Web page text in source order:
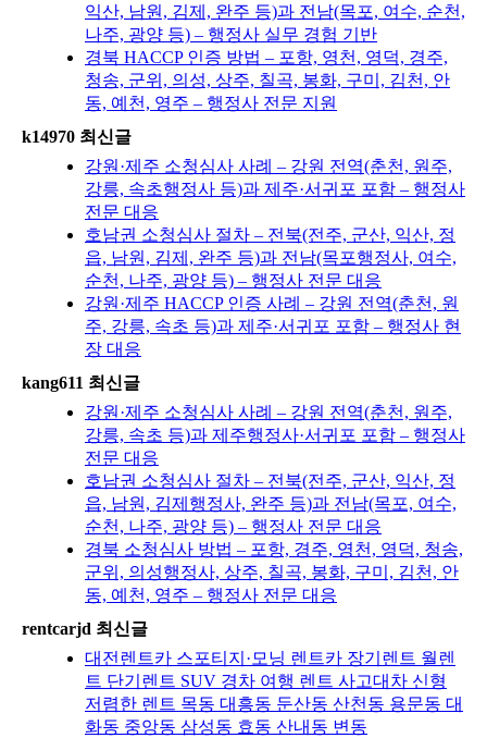
익산, 남원, 김제, 완주 등)과 전남(목포, 여수, 순천,
나주, 광양 등) – 행정사 실무 경험 기반
경북 HACCP 인증 방법 – 포항, 영천, 영덕, 경주,
청송, 군위, 의성, 상주, 칠곡, 봉화, 구미, 김천, 안
동, 예천, 영주 – 행정사 전문 지원
k14970 최신글
강원·제주 소청심사 사례 – 강원 전역(춘천, 원주,
강릉, 속초행정사 등)과 제주·서귀포 포함 – 행정사
전문 대응
호남권 소청심사 절차 – 전북(전주, 군산, 익산, 정
읍, 남원, 김제, 완주 등)과 전남(목포행정사, 여수,
순천, 나주, 광양 등) – 행정사 전문 대응
강원·제주 HACCP 인증 사례 – 강원 전역(춘천, 원
주, 강릉, 속초 등)과 제주·서귀포 포함 – 행정사 현
장 대응
kang611 최신글
강원·제주 소청심사 사례 – 강원 전역(춘천, 원주,
강릉, 속초 등)과 제주행정사·서귀포 포함 – 행정사
전문 대응
호남권 소청심사 절차 – 전북(전주, 군산, 익산, 정
읍, 남원, 김제행정사, 완주 등)과 전남(목포, 여수,
순천, 나주, 광양 등) – 행정사 전문 대응
경북 소청심사 방법 – 포항, 경주, 영천, 영덕, 청송,
군위, 의성행정사, 상주, 칠곡, 봉화, 구미, 김천, 안
동, 예천, 영주 – 행정사 전문 대응
rentcarjd 최신글
대전렌트카 스포티지·모닝 렌트카 장기렌트 월렌
트 단기렌트 SUV 경차 여행 렌트 사고대차 신형
저렴한 렌트 목동 대흥동 둔산동 산천동 용문동 대
화동 중앙동 삼성동 효동 산내동 변동